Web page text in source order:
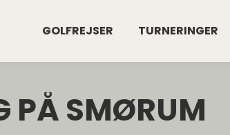
GOLFREJSER TURNERINGER
PÅ SMØRUM